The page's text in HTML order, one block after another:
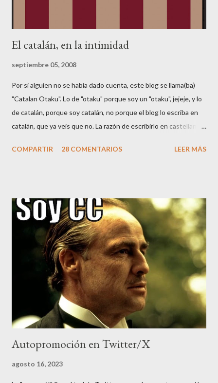
El catalán, en la intimidad
septiembre 05, 2008
Por si alguien no se había dado cuenta, este blog se llama(ba)
"Catalan Otaku". Lo de "otaku" porque soy un "otaku", jejeje, y lo
de catalán, porque soy catalán, no porque el blog lo escriba en
catalán, que ya veis que no. La razón de escribirlo en castellano
soporta catalán 🤑😂). Según Wikipedia , el castellano es la 2a
la 3a lengua con más presencia en Internet. También es la
lengua que hablo habitualmente con mi familia. Ante tales cifras,
parece normal que la mayoría de extranjeros piensen que en
España no se hable otra cosa que "español" (castellano), aunque
una japonesa de mi compañía me preguntó el otro día si el idioma
de España era el inglés... Y es que en Japón, "extranjero" es
COMPARTIR 28 COMENTARIOS LEER MÁS
Autopromoción en Twitter/X
agosto 16, 2023